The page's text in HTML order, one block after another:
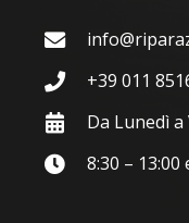
+39 011
Da Lunedì
8:30 – 13:00